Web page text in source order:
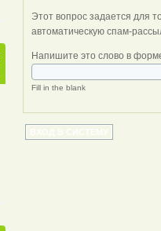
Этот вопрос задается для того, чтобы
автоматическую спам-
Напишите это слово в
Fill in the blank